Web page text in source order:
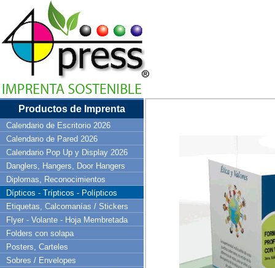
Productos de Imprenta
Calendario de Escritorio 2026
Calendario de Pared 2026
Calendario Pop Up y Display 2026
Danglers, Hangers, Door Hangers
Diplomas, Reconocimientos
Dípticos - Trípticos - Polípticos
Etiquetas, Calcomanías / Stickers
Flyer - Volante - Hoja Membretada
Folders con solapa
Posters, Carteles
Sobres / Envelopes